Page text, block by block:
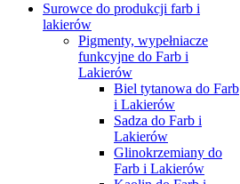
Surowce do produkcji farb i
lakierów
Pigmenty, wypełniacze
funkcyjne do Farb i
Lakierów
Biel tytanowa do Farb
i Lakierów
Sadza do Farb i
Lakierów
Glinokrzemiany do
Farb i Lakierów